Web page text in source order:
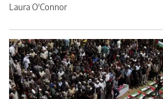
Laura O'Connor